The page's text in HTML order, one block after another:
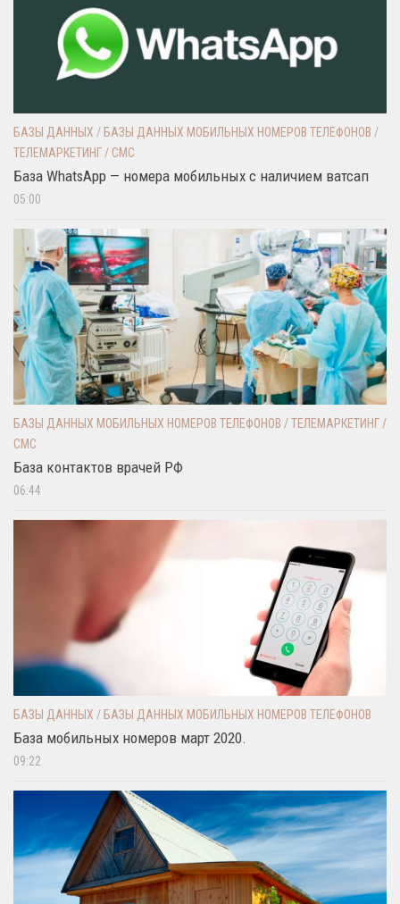
БАЗЫ ДАННЫХ / БАЗЫ ДАННЫХ МОБИЛЬНЫХ НОМЕРОВ ТЕЛЕФОНОВ /
ТЕЛЕМАРКЕТИНГ / СМС
База WhatsApp — номера мобильных с наличием ватсап
05:00
БАЗЫ ДАННЫХ МОБИЛЬНЫХ НОМЕРОВ ТЕЛЕФОНОВ /ТЕЛЕМАРКЕТИНГ /
СМС
База контактов врачей РФ
06:44
БАЗЫ ДАННЫХ /БАЗЫ ДАННЫХ МОБИЛЬНЫХ НОМЕРОВ ТЕЛЕФОНОВ
База мобильных номеров март 2020.
09:22